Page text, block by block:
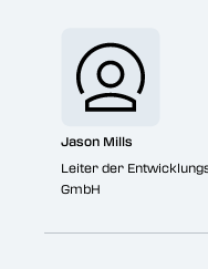
Jason Mills
Leiter der
GmbH